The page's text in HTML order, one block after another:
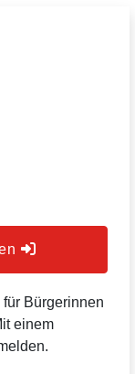
Bürgerinnen
einem